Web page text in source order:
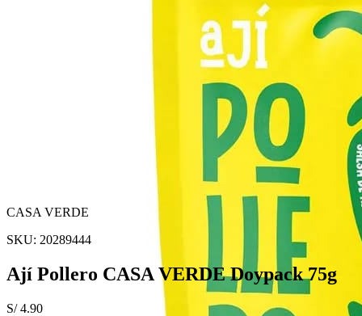
CASA VERDE
SKU: 20289444
Ají Pollero CASA VERDE Doypack 75g
S/4.90